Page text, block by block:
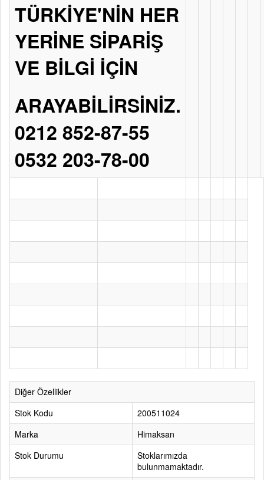
TÜRKİYE'NİN HER
YERİNE SİPARİŞ
VE BİLGİ İÇİN
ARAYABİLİRSİNİZ.
0212 852-87-55
0532 203-78-00
Diğer Özellikler
Stok Kodu
200511024
Marka
Himaksan
Stok Durumu
Stoklarımızda
bulunmamaktadır.